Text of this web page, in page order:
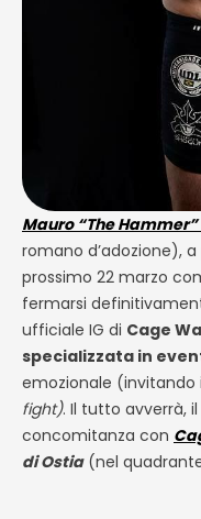
Mauro “The
romano d’adozione),
prossimo 22 marzo
fermarsi
ufficiale IG di Cage
specializzata in
emozionale (invitando
fight). Il tutto avverrà,
concomitanza con
di Ostia(nel